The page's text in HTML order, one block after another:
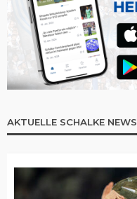
AKTUELLE SCHALKE NEWS